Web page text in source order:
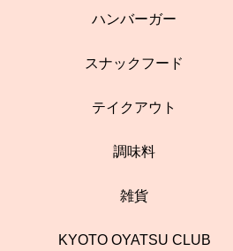
ハンバーガー
スナックフード
テイクアウト
調味料
雑貨
KYOTO OYATSU CLUB